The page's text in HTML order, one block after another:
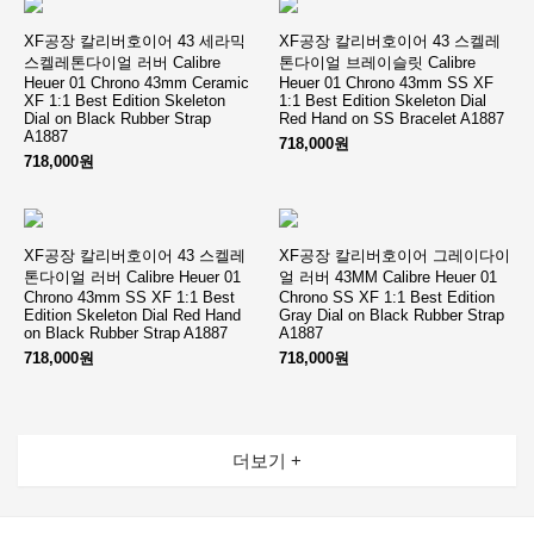
XF공장 칼리버호이어 43 세라믹
스켈레톤다이얼 러버 Calibre
Heuer 01 Chrono 43mm Ceramic
XF 1:1 Best Edition Skeleton
Dial on Black Rubber Strap
A1887
718,000원
XF공장 칼리버호이어 43 스켈레
톤다이얼 브레이슬릿 Calibre
Heuer 01 Chrono 43mm SS XF
1:1 Best Edition Skeleton Dial
Red Hand on SS Bracelet A1887
718,000원
XF공장 칼리버호이어 43 스켈레
톤다이얼 러버 Calibre Heuer 01
Chrono 43mm SS XF 1:1 Best
Edition Skeleton Dial Red Hand
on Black Rubber Strap A1887
718,000원
XF공장 칼리버호이어 그레이다이
얼 러버 43MM Calibre Heuer 01
Chrono SS XF 1:1 Best Edition
Gray Dial on Black Rubber Strap
A1887
718,000원
더보기 +